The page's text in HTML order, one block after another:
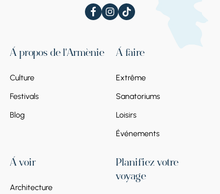
À propos de l'Arménie
Culture
Festivals
Blog
À faire
Extrême
Sanatoriums
Loisirs
Événements
À voir
Architecture
Planifiez votre
voyage